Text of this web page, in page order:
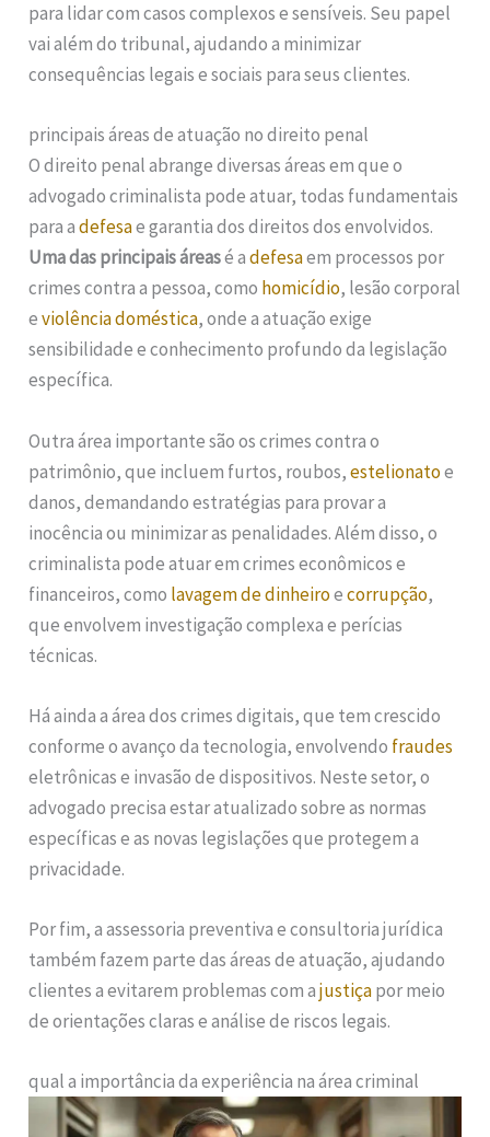
para lidar com casos complexos e sensíveis. Seu papel
vai além do tribunal, ajudando a minimizar
consequências legais e sociais para seus clientes.
principais áreas de atuação no direito penal
O direito penal abrange diversas áreas em que o
advogado criminalista pode atuar, todas fundamentais
para adefesae garantia dos direitos dos envolvidos.
Uma das principais áreasé adefesaem processos por
crimes contra a pessoa, como homicídio, lesão corporal
eviolência doméstica, onde a atuação exige
sensibilidade e conhecimento profundo da legislação
específica.
Outra área importante são os crimes contra o
patrimônio, que incluem furtos, roubos,estelionatoe
danos, demandando estratégias para provar a
inocência ou minimizar as penalidades. Além disso, o
criminalista pode atuar em crimes econômicos e
financeiros, como lavagem de dinheiroecorrupção,
que envolvem investigação complexa e perícias
técnicas.
Há ainda a área dos crimes digitais, que tem crescido
conforme o avanço da tecnologia, envolvendo fraudes
eletrônicas e invasão de dispositivos. Neste setor, o
advogado precisa estar atualizado sobre as normas
específicas e as novas legislações que protegem a
privacidade.
Por fim, a assessoria preventiva e consultoria jurídica
também fazem parte das áreas de atuação, ajudando
clientes a evitarem problemas com ajustiçapor meio
de orientações claras e análise de riscos legais.
qual a importância da experiência na área criminal